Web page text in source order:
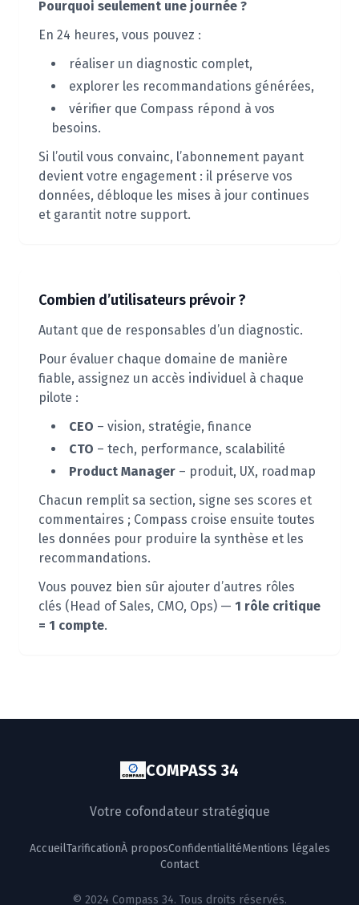
Pourquoi seulement une journée ?
En 24 heures, vous pouvez :
réaliser un diagnostic complet,
explorer les recommandations générées,
vérifier que Compass répond à vos
besoins.
Si l’outil vous convainc, l’abonnement payant
devient votre engagement : il préserve vos
données, débloque les mises à jour continues
et garantit notre support.
Combien d’utilisateurs prévoir ?
Autant que de responsables d’un diagnostic.
Pour évaluer chaque domaine de manière
fiable, assignez un accès individuel à chaque
pilote :
CEO – vision, stratégie, finance
CTO – tech, performance, scalabilité
Product Manager – produit, UX, roadmap
Chacun remplit sa section, signe ses scores et
commentaires ; Compass croise ensuite toutes
les données pour produire la synthèse et les
recommandations.
Vous pouvez bien sûr ajouter d’autres rôles
clés (Head of Sales, CMO, Ops) — 1 rôle critique
= 1 compte.
COMPASS 34
Votre cofondateur stratégique
AccueilTarificationÀ proposConfidentialitéMentions légales
Contact
© 2024 Compass 34. Tous droits réservés.